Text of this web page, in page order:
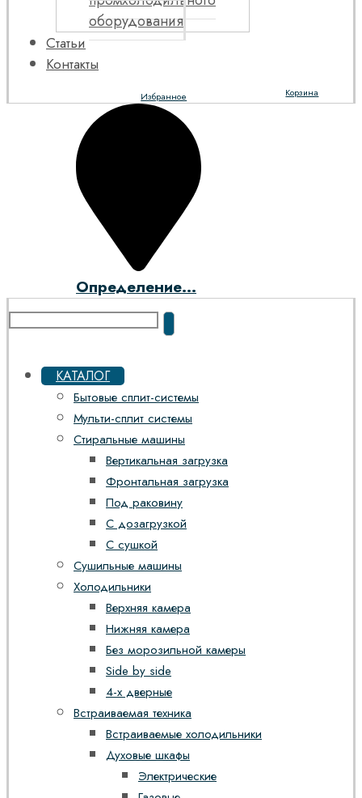
оборудования
Статьи
Контакты
Корзина
Избранное
Определение...
КАТАЛОГ
Бытовые сплит-системы
Мульти-сплит системы
Стиральные машины
Вертикальная загрузка
Фронтальная загрузка
Под раковину
С дозагрузкой
С сушкой
Сушильные машины
Холодильники
Верхняя камера
Нижняя камера
Без морозильной камеры
Side by side
4-х дверные
Встраиваемая техника
Встраиваемые холодильники
Духовые шкафы
Электрические